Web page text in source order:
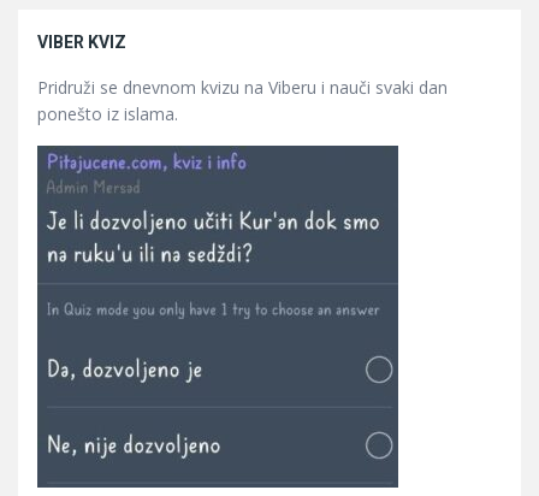
VIBER KVIZ
Pridruži se dnevnom kvizu na Viberu i nauči svaki dan
ponešto iz islama.